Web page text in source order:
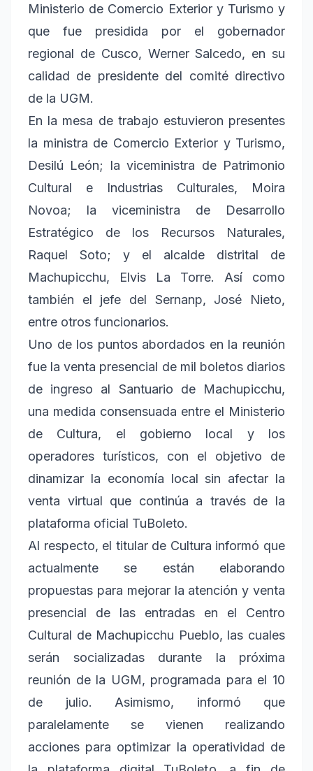
Ministerio de Comercio Exterior y Turismo y
que fue presidida por el gobernador
regional de Cusco, Werner Salcedo, en su
calidad de presidente del comité directivo
de la UGM.
En la mesa de trabajo estuvieron presentes
la ministra de Comercio Exterior y Turismo,
Desilú León; la viceministra de Patrimonio
Cultural e Industrias Culturales, Moira
Novoa; la viceministra de Desarrollo
Estratégico de los Recursos Naturales,
Raquel Soto; y el alcalde distrital de
Machupicchu, Elvis La Torre. Así como
también el jefe del Sernanp, José Nieto,
entre otros funcionarios.
Uno de los puntos abordados en la reunión
fue la venta presencial de mil boletos diarios
de ingreso al Santuario de Machupicchu,
una medida consensuada entre el Ministerio
de Cultura, el gobierno local y los
operadores turísticos, con el objetivo de
dinamizar la economía local sin afectar la
venta virtual que continúa a través de la
plataforma oficial TuBoleto.
Al respecto, el titular de Cultura informó que
actualmente se están elaborando
propuestas para mejorar la atención y venta
presencial de las entradas en el Centro
Cultural de Machupicchu Pueblo, las cuales
serán socializadas durante la próxima
reunión de la UGM, programada para el 10
de julio. Asimismo, informó que
paralelamente se vienen realizando
acciones para optimizar la operatividad de